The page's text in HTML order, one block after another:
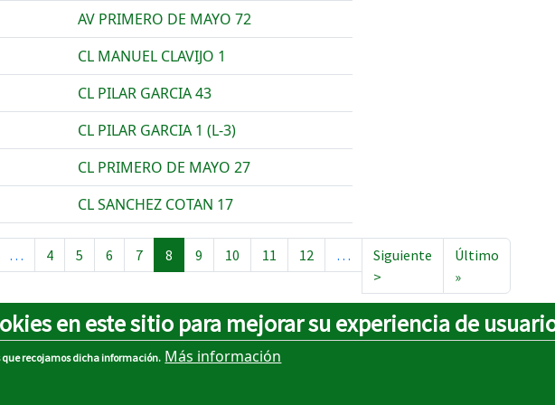
AV PRIMERO DE MAYO 72
CL MANUEL CLAVIJO 1
CL PILAR GARCIA 43
CL PILAR GARCIA 1 (L-3)
CL PRIMERO DE MAYO 27
CL SANCHEZ COTAN 17
anterior
… 4 5 6 7 8 9 10 11 12 …
Siguiente
> Siguiente página
Último
»Última página
en este sitio para mejorar su experiencia de
recojamos dicha información. Más información